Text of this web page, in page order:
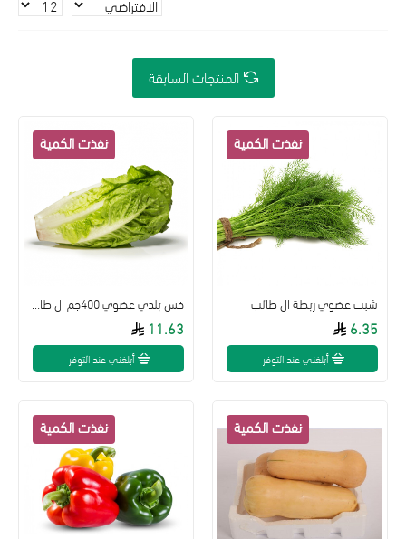
المنتجات السابقة
شبت عضوي ربطة ال طالب
6.35
أبلغني عند التوفر
11.63
أبلغني عند التوفر